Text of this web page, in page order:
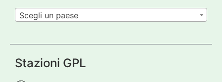
Scegli un paese
Stazioni GPL